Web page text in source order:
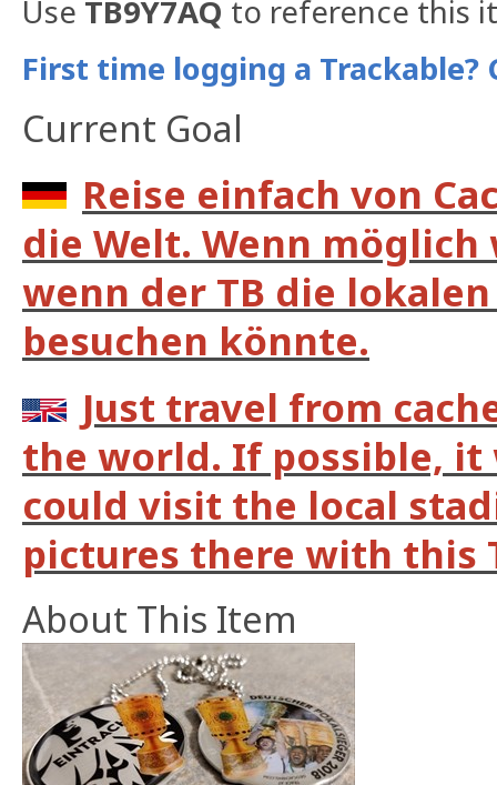
Use TB9Y7AQ to reference this
First time logging a Trackable?
Current Goal
Reise einfach von
die Welt. Wenn möglich
wenn der TB die
besuchen könnte.
Just travel from
the world. If possible, it
could visit the local
pictures there with this
About This Item